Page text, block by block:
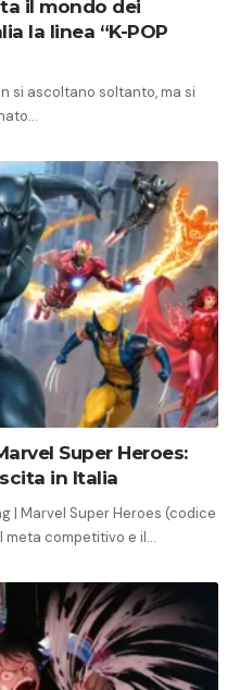
il mondo dei
la linea “K-POP
si ascoltano soltanto, ma si
Super Heroes:
in Italia
| Marvel Super Heroes (codice
meta competitivo e il…